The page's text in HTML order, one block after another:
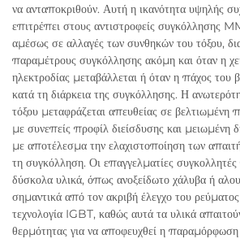
να ανταποκριθούν. Αυτή η ικανότητα υψηλής
επιτρέπει στους αντιστροφείς συγκόλλησης
αμέσως σε αλλαγές των συνθηκών του τόξου,
παραμέτρους συγκόλλησης ακόμη και όταν η
ηλεκτροδίας μεταβάλλεται ή όταν η πάχος του
κατά τη διάρκεια της συγκόλλησης. Η
τόξου μεταφράζεται απευθείας σε βελτιωμένη
με συνεπείς προφίλ διείσδυσης και μειωμένη
με αποτέλεσμα την ελαχιστοποίηση των
τη συγκόλληση. Οι επαγγελματίες
δύσκολα υλικά, όπως ανοξείδωτο χάλυβα ή
σημαντικά από τον ακριβή έλεγχο του
τεχνολογία IGBT, καθώς αυτά τα υλικά
θερμότητας για να αποφευχθεί η